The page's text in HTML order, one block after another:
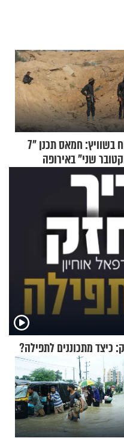
דיווח בשוויץ: חמאס תכנן "7
שני" באירופה
כיצד מתכוננים לתפילה?